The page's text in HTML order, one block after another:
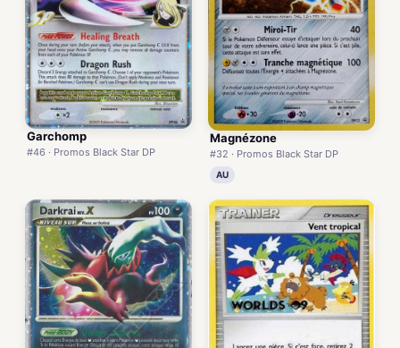
Garchomp
#46 · Promos Black Star DP
Magnézone
#32 · Promos Black Star DP
AU